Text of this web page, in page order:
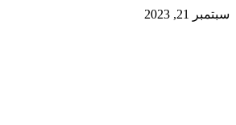
سبتمبر 21, 2023